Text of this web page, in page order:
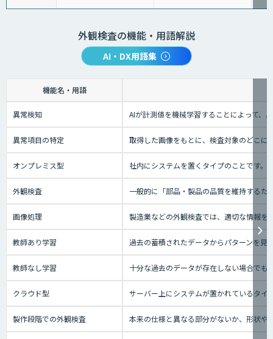
外観検査の機能・用語解説
AI・DX用語集
機能名・用語
異常検知 AIが計測値を機械学習することによって、
異常項目の特定 取得した画像をもとに、検査対象のどこに
オンプレミス型 社内にシステムを置くタイプのことです
外観検査 一般的に「部品・製品の品質を維持する
画像処理 製造業などの外観検査では、適切な情報を
教師あり学習 過去の蓄積されたデータからパターンを見
教師なし学習 十分な過去のデータが存在しない場合でも
クラウド型 サーバー上にシステムが置かれているタ
製作段階での外観検査 本来の仕様と異なる部分がないか、形状や